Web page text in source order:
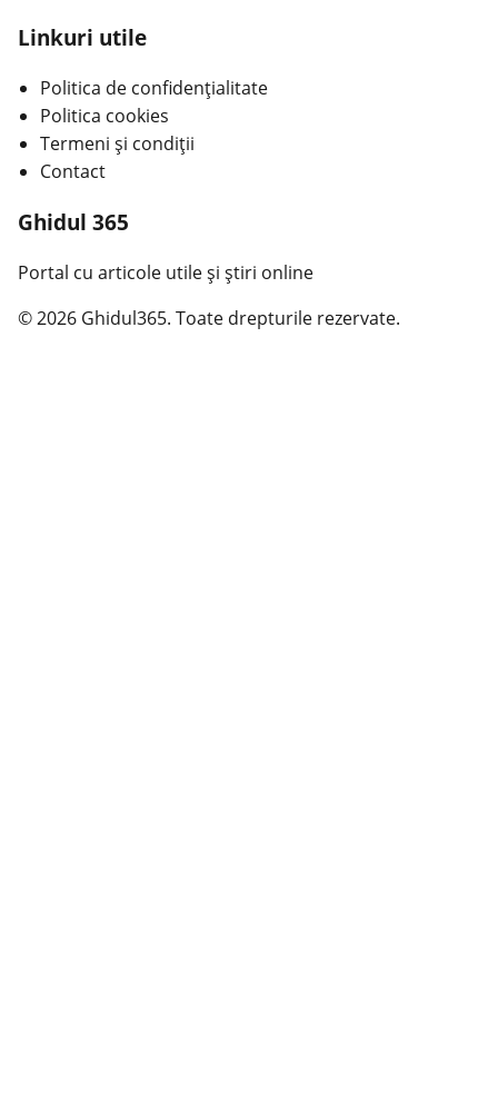
Linkuri utile
Politica de confidențialitate
Politica cookies
Termeni și condiții
Contact
Ghidul 365
Portal cu articole utile și știri online
© 2026 Ghidul365. Toate drepturile rezervate.